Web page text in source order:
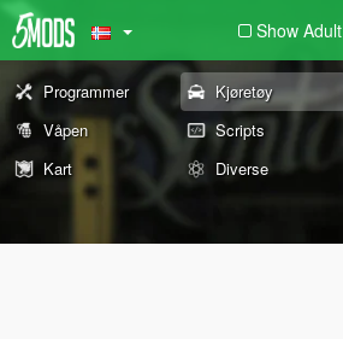
Show Adult
Programmer Kjøretøy
Våpen
Scripts
Kart
Diverse